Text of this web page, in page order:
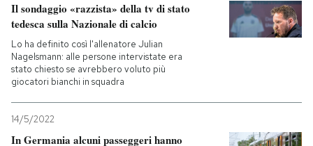
Il sondaggio «razzista» della tv di stato
tedesca sulla Nazionale di calcio
Lo ha definito così l'allenatore Julian
Nagelsmann: alle persone intervistate era
stato chiesto se avrebbero voluto più
giocatori bianchi in squadra
14/5/2022
In Germania alcuni passeggeri hanno